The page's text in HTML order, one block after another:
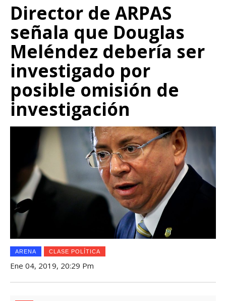
Director de ARPAS
señala que Douglas
Meléndez debería ser
investigado por
posible omisión de
investigación
ARENA CLASE POLÍTICA
Ene 04, 2019, 20:29 Pm